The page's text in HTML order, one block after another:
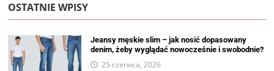
OSTATNIE WPISY
Jeansy męskie slim – jak nosić dopasowany
denim, żeby wyglądać nowocześnie i swobodnie?
25 czerwca, 2026